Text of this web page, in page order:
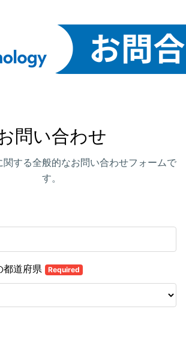
問い合わせ
する全般的なお問い合わせフォームで
す。
都道府県 Required